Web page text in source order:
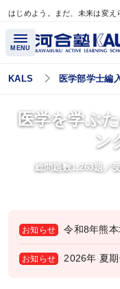
はじめよう。まだ、未来は変え
メインコンテンツへスキ
MENU
講座トップページ
医学部学士編入とは？
試験情報ガイダンス／
講座説明動画
KALS 医学部学士編
医学を学ぶ
ン
総問題数1,263題／
お知らせ 令和8年熊
お知らせ 2026年 夏